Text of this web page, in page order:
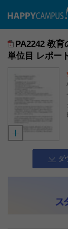
PA2242 教
単位目 レポー
ダ